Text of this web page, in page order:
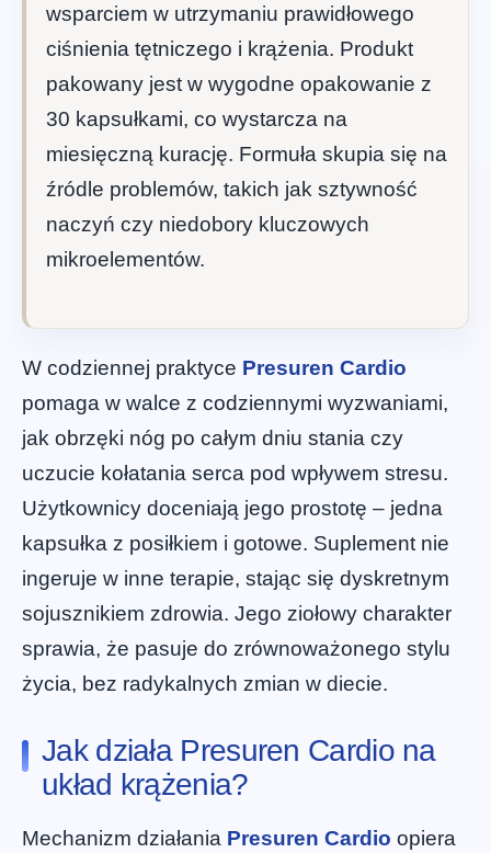
wsparciem w utrzymaniu prawidłowego
ciśnienia tętniczego i krążenia. Produkt
pakowany jest w wygodne opakowanie z
30 kapsułkami, co wystarcza na
miesięczną kurację. Formuła skupia się na
źródle problemów, takich jak sztywność
naczyń czy niedobory kluczowych
mikroelementów.
W codziennej praktyce Presuren Cardio
pomaga w walce z codziennymi wyzwaniami,
jak obrzęki nóg po całym dniu stania czy
uczucie kołatania serca pod wpływem stresu.
Użytkownicy doceniają jego prostotę – jedna
kapsułka z posiłkiem i gotowe. Suplement nie
ingeruje w inne terapie, stając się dyskretnym
sojusznikiem zdrowia. Jego ziołowy charakter
sprawia, że pasuje do zrównoważonego stylu
życia, bez radykalnych zmian w diecie.
Jak działa Presuren Cardio na
układ krążenia?
Mechanizm działania Presuren Cardio opiera